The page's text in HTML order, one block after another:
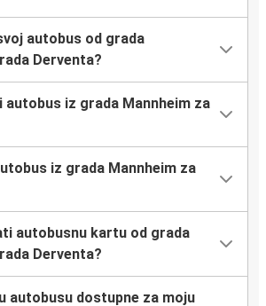
autobus od grada
Derventa?
autobus iz grada Mannheim za
iz grada Mannheim za
autobusnu kartu od grada
Derventa?
autobusu dostupne za moju